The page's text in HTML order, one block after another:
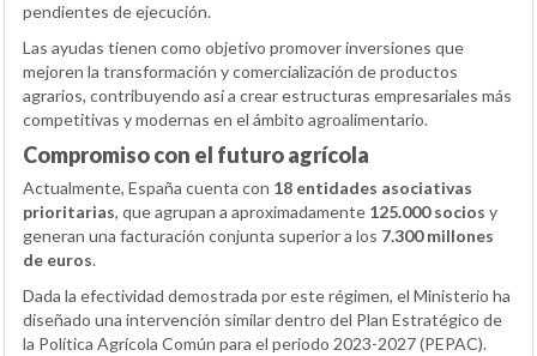
pendientes de ejecución.
Las ayudas tienen como objetivo promover inversiones que
mejoren la transformación y comercialización de productos
agrarios, contribuyendo así a crear estructuras empresariales más
competitivas y modernas en el ámbito agroalimentario.
Compromiso con el futuro agrícola
Actualmente, España cuenta con 18 entidades asociativas
prioritarias, que agrupan a aproximadamente 125.000 socios y
generan una facturación conjunta superior a los 7.300 millones
de euros.
Dada la efectividad demostrada por este régimen, el Ministerio ha
diseñado una intervención similar dentro del Plan Estratégico de
la Política Agrícola Común para el periodo 2023-2027 (PEPAC).